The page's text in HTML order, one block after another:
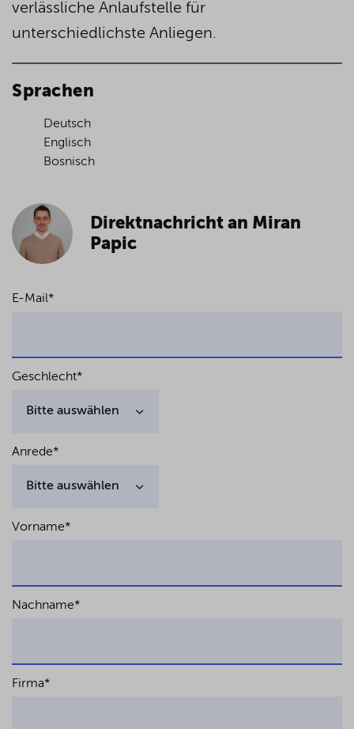
verlässliche Anlaufstelle für
unterschiedlichste Anliegen.
Sprachen
Deutsch
Englisch
Bosnisch
Direktnachricht an Miran
Papic
E-Mail*
Geschlecht*
Anrede*
Vorname*
Nachname*
Firma*